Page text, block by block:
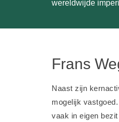
wereldwijde
Frans
Naast zijn
mogelijk
vaak in eigen